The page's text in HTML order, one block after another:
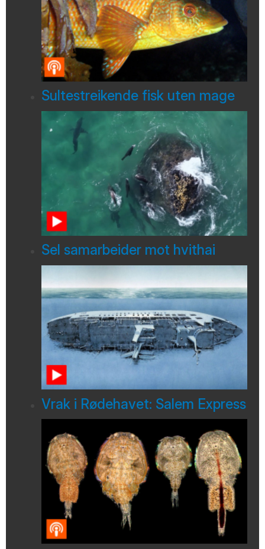
Sultestreikende fisk uten mage
Sel samarbeider mot hvithai
Vrak i Rødehavet: Salem Express